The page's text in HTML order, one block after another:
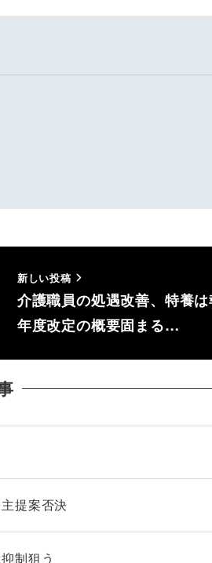
新しい投稿
介護職員の処遇改善、特養
年度改定の概要固まる…
提案否決
制狙う